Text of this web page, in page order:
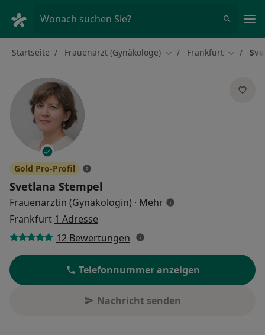
Wonach suchen Sie?
Startseite Frauenarzt (Gynäkologe) Stadt ändern
Frankfurt Stadt
Gold Pro-Profil
Svetlana Stempel
Frauenärztin (Gynäkologin) · Mehrüber Spezialisierungen
Frankfurt 1 Adresse
12 Bewertungen
Telefonnummer anzeigen
Nachricht senden